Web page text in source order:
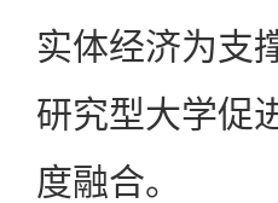
实体经济为支
研究型大学促
度融合。